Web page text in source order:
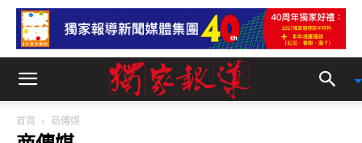
首頁 商傳媒